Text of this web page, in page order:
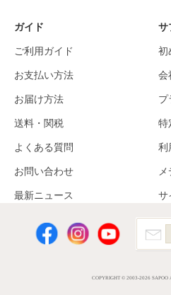
ガイド
ご利用ガイド
お支払い方法
お届け方法
送料・関税
よくある質問
お問い合わせ
最新ニュース
サ
初
会
プ
特
利
サ
COPYRIGHT © 2003-2026 SAPOO